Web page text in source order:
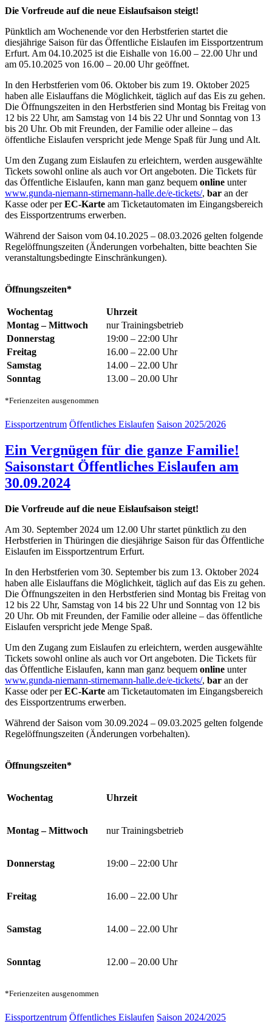
Die Vorfreude auf die neue Eislaufsaison steigt!
Pünktlich am Wochenende vor den Herbstferien startet die
diesjährige Saison für das Öffentliche Eislaufen im Eissportzentrum
Erfurt. Am 04.10.2025 ist die Eishalle von 16.00 – 22.00 Uhr und
am 05.10.2025 von 16.00 – 20.00 Uhr geöffnet.
In den Herbstferien vom 06. Oktober bis zum 19. Oktober 2025
haben alle Eislauffans die Möglichkeit, täglich auf das Eis zu gehen.
Die Öffnungszeiten in den Herbstferien sind Montag bis Freitag von
12 bis 22 Uhr, am Samstag von 14 bis 22 Uhr und Sonntag von 13
bis 20 Uhr. Ob mit Freunden, der Familie oder alleine – das
öffentliche Eislaufen verspricht jede Menge Spaß für Jung und Alt.
Um den Zugang zum Eislaufen zu erleichtern, werden ausgewählte
Tickets sowohl online als auch vor Ort angeboten. Die Tickets für
das Öffentliche Eislaufen, kann man ganz bequem online unter
www.gunda-niemann-stirnemann-halle.de/e-tickets/, bar an der
Kasse oder perEC-Karte am Ticketautomaten im Eingangsbereich
des Eissportzentrums erwerben.
Während der Saison vom 04.10.2025 – 08.03.2026 gelten folgende
Regelöffnungszeiten (Änderungen vorbehalten, bitte beachten Sie
veranstaltungsbedingte Einschränkungen).
Öffnungszeiten*
Wochentag
Uhrzeit
Montag – Mittwoch
nur Trainingsbetrieb
Donnerstag
19:00 – 22:00 Uhr
Freitag
16.00 – 22.00 Uhr
Samstag
14.00 – 22.00 Uhr
Sonntag
13.00 – 20.00 Uhr
*Ferienzeiten ausgenommen
Eissportzentrum Öffentliches Eislaufen Saison 2025/2026
Ein Vergnügen für die ganze Familie!
Saisonstart Öffentliches Eislaufen am
30.09.2024
Die Vorfreude auf die neue Eislaufsaison steigt!
Am 30. September 2024 um 12.00 Uhr startet pünktlich zu den
Herbstferien in Thüringen die diesjährige Saison für das Öffentliche
Eislaufen im Eissportzentrum Erfurt.
In den Herbstferien vom 30. September bis zum 13. Oktober 2024
haben alle Eislauffans die Möglichkeit, täglich auf das Eis zu gehen.
Die Öffnungszeiten in den Herbstferien sind Montag bis Freitag von
12 bis 22 Uhr, Samstag von 14 bis 22 Uhr und Sonntag von 12 bis
20 Uhr. Ob mit Freunden, der Familie oder alleine – das öffentliche
Eislaufen verspricht jede Menge Spaß.
Um den Zugang zum Eislaufen zu erleichtern, werden ausgewählte
Tickets sowohl online als auch vor Ort angeboten. Die Tickets für
das Öffentliche Eislaufen, kann man ganz bequem online unter
www.gunda-niemann-stirnemann-halle.de/e-tickets/, bar an der
Kasse oder perEC-Karte am Ticketautomaten im Eingangsbereich
des Eissportzentrums erwerben.
Während der Saison vom 30.09.2024 – 09.03.2025 gelten folgende
Regelöffnungszeiten (Änderungen vorbehalten).
Öffnungszeiten*
Wochentag Uhrzeit
Montag – Mittwoch nur Trainingsbetrieb
Donnerstag 19:00 – 22:00 Uhr
Freitag 16.00 – 22.00 Uhr
Samstag 14.00 – 22.00 Uhr
Sonntag 12.00 – 20.00 Uhr
*Ferienzeiten ausgenommen
Eissportzentrum Öffentliches Eislaufen Saison 2024/2025